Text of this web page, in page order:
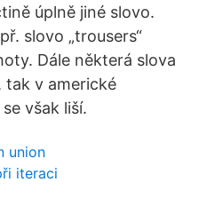
úplně jiné slovo.
slovo „trousers“
Dále některá slova
tak v americké
však liší.
union
iteraci